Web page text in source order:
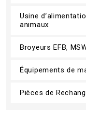
Usine
animaux
Broyeurs EFB,
Équipements de
Pièces de